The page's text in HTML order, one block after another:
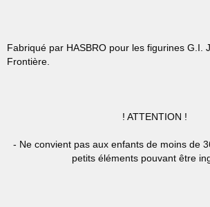
Fabriqué par HASBRO pour les figurines G.I.
Frontière.
! ATTENTION !
- Ne convient pas aux enfants de moins de
petits éléments pouvant être